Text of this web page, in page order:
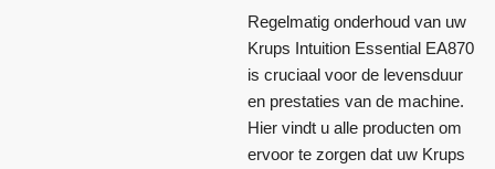
Regelmatig onderhoud van uw
Krups Intuition Essential EA870
is cruciaal voor de levensduur
en prestaties van de machine.
Hier vindt u alle producten om
ervoor te zorgen dat uw Krups